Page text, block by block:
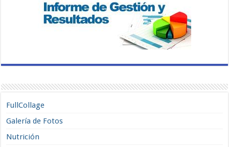
FullCollage
Galería de Fotos
Nutrición